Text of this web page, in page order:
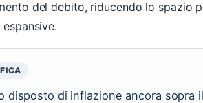
del debito, riducendo lo spazio
disposto di inflazione ancora sopra il